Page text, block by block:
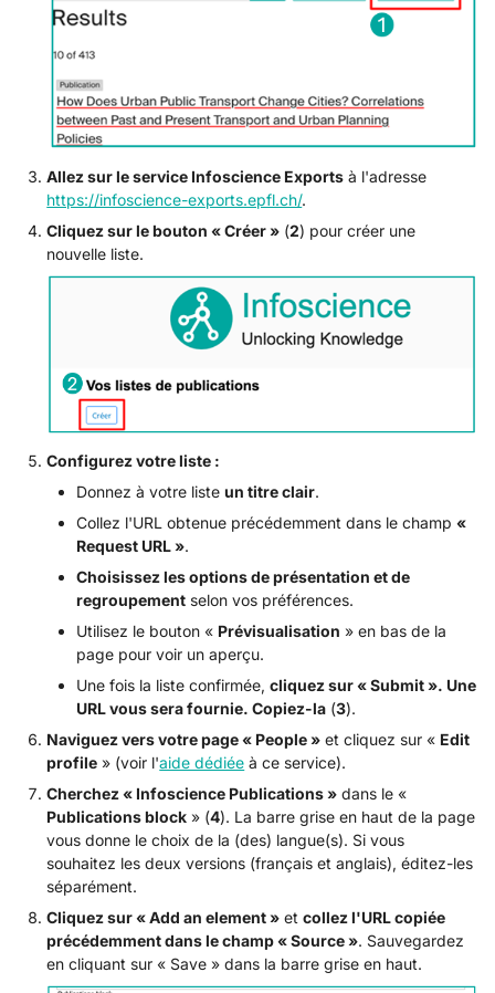
Allez sur le service Infoscience Exports à l'adresse
https://infoscience-exports.epfl.ch/.
Cliquez sur le bouton « Créer » (2) pour créer une
nouvelle liste.
Configurez votre liste :
Donnez à votre liste un titre clair.
Collez l'URL obtenue précédemment dans le champ «
Request URL ».
Choisissez les options de présentation et de
regroupementselon vos préférences.
Utilisez le bouton « Prévisualisation » en bas de la
page pour voir un aperçu.
Une fois la liste confirmée, cliquez sur « Submit ». Une
URL vous sera fournie. Copiez-la(3).
Naviguez vers votre page « People » et cliquez sur « Edit
profile » (voir l'aide dédiée à ce service).
Cherchez « Infoscience Publications » dans le «
Publications block » (4). La barre grise en haut de la page
vous donne le choix de la (des) langue(s). Si vous
souhaitez les deux versions (français et anglais), éditez-les
séparément.
Cliquez sur « Add an element » etcollez l'URL copiée
précédemment dans le champ « Source ». Sauvegardez
en cliquant sur « Save » dans la barre grise en haut.